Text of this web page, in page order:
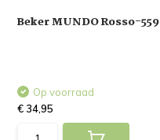
Beker MUNDO Rosso-559
Op voorraad
€ 34,95